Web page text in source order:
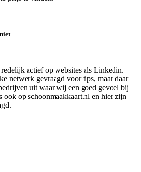
actief op websites als Linkedin.
netwerk gevraagd voor tips, maar daar
uit waar wij een goed gevoel bij
ook op schoonmaakkaart.nl en hier zijn